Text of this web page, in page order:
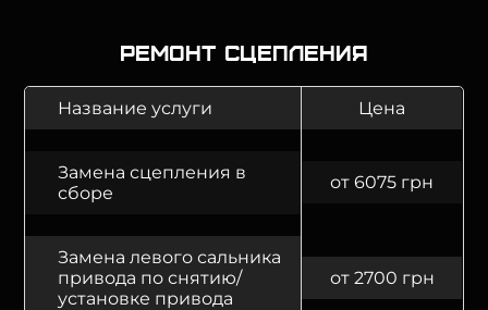
Ремонт сцепления
Название услуги Цена
Замена сцепления в
сборе
от 6075 грн
Замена левого сальника
привода по снятию/
установке привода
от 2700 грн